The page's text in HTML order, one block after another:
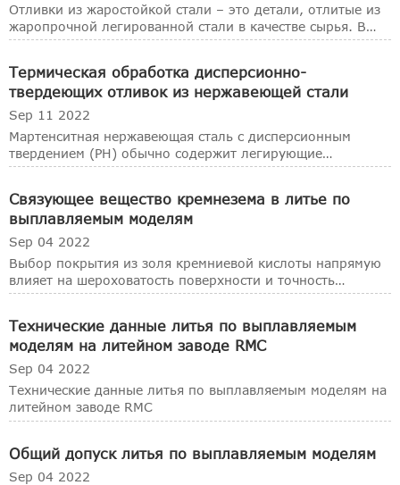
Отливки из жаростойкой стали – это детали, отлитые из
жаропрочной легированной стали в качестве сырья. В
условиях высоких температур сталь с стойкостью к
термостойкостью называется жаропрочной сталью.
Термическая обработка дисперсионно-
твердеющих отливок из нержавеющей стали
Sep 11 2022
Мартенситная нержавеющая сталь с дисперсионным
твердением (PH) обычно содержит легирующие
элементы, такие как медь, свинец, молибден и титан,
Связующее вещество кремнезема в литье по
выплавляемым моделям
Sep 04 2022
Выбор покрытия из золя кремниевой кислоты напрямую
влияет на шероховатость поверхности и точность
размеров отливок по выплавляемым моделям.
Технические данные литья по выплавляемым
моделям на литейном заводе RMC
Sep 04 2022
Технические данные литья по выплавляемым моделям на
литейном заводе RMC
Общий допуск литья по выплавляемым моделям
Sep 04 2022